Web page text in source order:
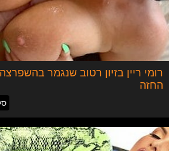
רומי ריין בזיון רטוב שנגמר
החזה